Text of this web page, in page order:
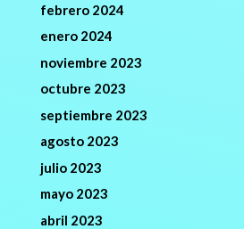
febrero 2024
enero 2024
noviembre 2023
octubre 2023
septiembre 2023
agosto 2023
julio 2023
mayo 2023
abril 2023